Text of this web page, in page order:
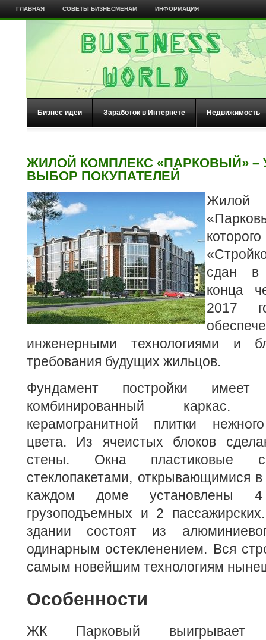
ГЛАВНАЯ СОВЕТЫ БИЗНЕСМЕНАМ ИНФОРМАЦИЯ
Бизнес идеи Заработок в Интернете Недвижимость
ЖИЛОЙ КОМПЛЕКС «ПАРКОВЫЙ» –
ВЫБОР ПОКУПАТЕЛЕЙ
сдан в
конца
2017
инженерными технологиями и
требования будущих жильцов.
Фундамент постройки имеет
комбинированный
керамогранитной плитки
цвета. Из ячеистых блоков
стены. Окна пластиковые с
стеклопакетами, открывающимися
каждом доме
грузоподъемных и 2
здании состоят из
одинарным остекленением. Вся
самым новейшим технологиям
Особенности
ЖК Парковый выигрывает